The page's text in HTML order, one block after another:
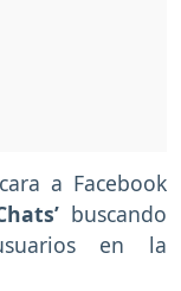
a Facebook
buscando
en la